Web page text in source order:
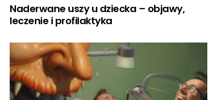
Naderwane uszy u dziecka – objawy,
leczenie i profilaktyka